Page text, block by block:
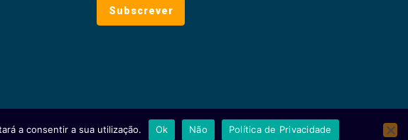
Estatuto Editorial Política de Privacidade e Proteção de Dados
a consentir a sua utilização. Ok Não Política de Privacidade